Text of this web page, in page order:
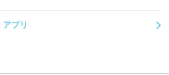
プリ